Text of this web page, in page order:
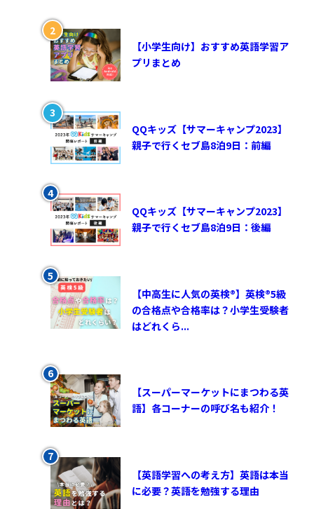
【小学生向け】おすすめ英語学習ア
プリまとめ
QQキッズ【サマーキャンプ2023】
親子で行くセブ島8泊9日：前編
QQキッズ【サマーキャンプ2023】
親子で行くセブ島8泊9日：後編
【中高生に人気の英検®︎】英検®︎5級
の合格点や合格率は？小学生受験者
はどれくら...
【スーパーマーケットにまつわる英
語】各コーナーの呼び名も紹介！
【英語学習への考え方】英語は本当
に必要？英語を勉強する理由